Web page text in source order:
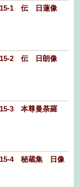
15-1 伝 日蓮像
15-2 伝 日朗像
15-3 本尊曼荼羅
15-4 秘蔵集 日像